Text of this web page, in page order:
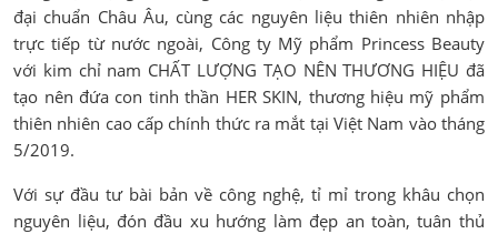
đại chuẩn Châu Âu, cùng các nguyên liệu thiên nhiên nhập
trực tiếp từ nước ngoài, Công ty Mỹ phẩm Princess Beauty
với kim chỉ nam CHẤT LƯỢNG TẠO NÊN THƯƠNG HIỆU đã
tạo nên đứa con tinh thần HER SKIN, thương hiệu mỹ phẩm
thiên nhiên cao cấp chính thức ra mắt tại Việt Nam vào tháng
5/2019.
Với sự đầu tư bài bản về công nghệ, tỉ mỉ trong khâu chọn
nguyên liệu, đón đầu xu hướng làm đẹp an toàn, tuân thủ